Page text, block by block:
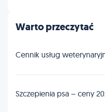
Warto przeczytać
Cennik usług
Szczepienia psa – ceny